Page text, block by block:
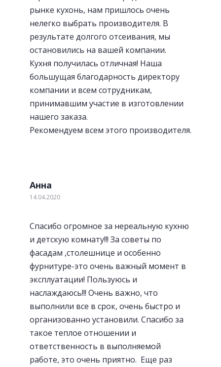
Лотки для приборов
Современная Blum-фурнитура
рынке кухонь, нам пришлось очень
нелегко выбрать производителя. В
результате долгого отсеивания, мы
остановились на вашей компании.
Кухня получилась отличная! Наша
большущая благодарность директору
компании и всем сотрудникам,
принимавшим участие в изготовлении
нашего заказа.
Рекомендуем всем этого производителя.
Анна
14.04.2020
Спасибо огромное за нереальную кухню
и детскую комнату!!! За советы по
фасадам ,столешнице и особенно
фурнитуре-это очень важный момент в
эксплуатации! Пользуюсь и
наслаждаюсь!!! Очень важно, что
выполнили все в срок, очень быстро и
организованно установили. Спасибо за
такое теплое отношении и
ответственность в выполняемой
работе, это очень приятно. Еще раз